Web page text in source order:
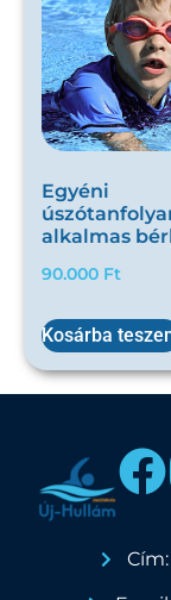
Egyéni
alkalmas
90.000 Ft
Kosárba